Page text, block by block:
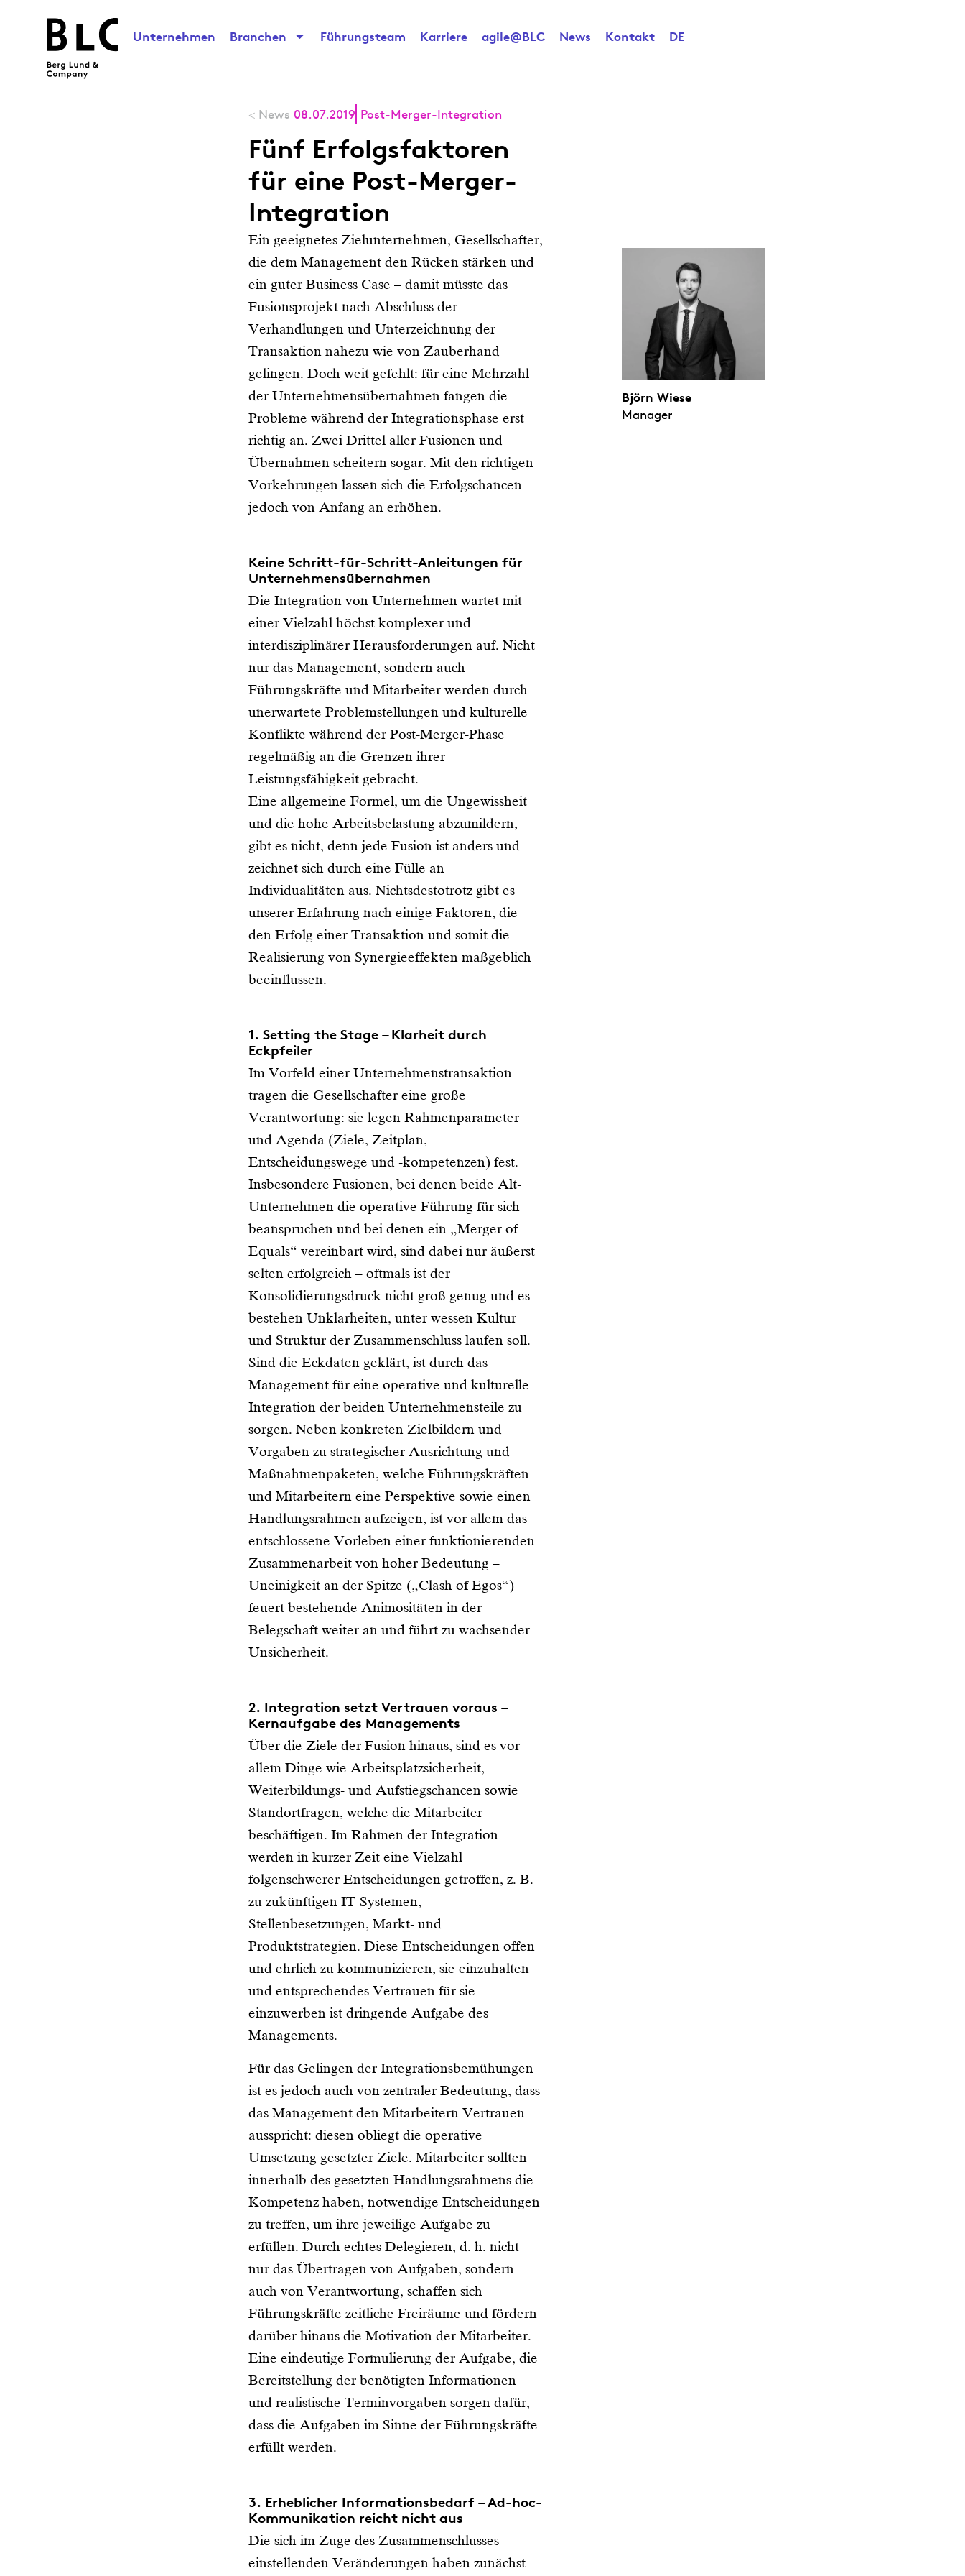
Unternehmen Branchen Führungsteam Karriere agile@BLC News Kontakt DE
< News 08.07.2019 Post-Merger-Integration
Fünf Erfolgsfaktoren
für eine Post-Merger-
Integration
Ein geeignetes Zielunternehmen, Gesellschafter,
die dem Management den Rücken stärken und
ein guter Business Case – damit müsste das
Fusionsprojekt nach Abschluss der
Verhandlungen und Unterzeichnung der
Transaktion nahezu wie von Zauberhand
gelingen. Doch weit gefehlt: für eine Mehrzahl
der Unternehmensübernahmen fangen die
Probleme während der Integrationsphase erst
richtig an. Zwei Drittel aller Fusionen und
Übernahmen scheitern sogar. Mit den richtigen
Vorkehrungen lassen sich die Erfolgschancen
jedoch von Anfang an erhöhen.
Keine Schritt-für-Schritt-Anleitungen für
Unternehmensübernahmen
Die Integration von Unternehmen wartet mit
einer Vielzahl höchst komplexer und
interdisziplinärer Herausforderungen auf. Nicht
nur das Management, sondern auch
Führungskräfte und Mitarbeiter werden durch
unerwartete Problemstellungen und kulturelle
Konflikte während der Post-Merger-Phase
regelmäßig an die Grenzen ihrer
Leistungsfähigkeit gebracht.
Eine allgemeine Formel, um die Ungewissheit
und die hohe Arbeitsbelastung abzumildern,
gibt es nicht, denn jede Fusion ist anders und
zeichnet sich durch eine Fülle an
Individualitäten aus. Nichtsdestotrotz gibt es
unserer Erfahrung nach einige Faktoren, die
den Erfolg einer Transaktion und somit die
Realisierung von Synergieeffekten maßgeblich
beeinflussen.
1. Setting the Stage – Klarheit durch
Eckpfeiler
Im Vorfeld einer Unternehmenstransaktion
tragen die Gesellschafter eine große
Verantwortung: sie legen Rahmenparameter
und Agenda (Ziele, Zeitplan,
Entscheidungswege und -kompetenzen) fest.
Insbesondere Fusionen, bei denen beide Alt-
Unternehmen die operative Führung für sich
beanspruchen und bei denen ein „Merger of
Equals“ vereinbart wird, sind dabei nur äußerst
selten erfolgreich – oftmals ist der
Konsolidierungsdruck nicht groß genug und es
bestehen Unklarheiten, unter wessen Kultur
und Struktur der Zusammenschluss laufen soll.
Sind die Eckdaten geklärt, ist durch das
Management für eine operative und kulturelle
Integration der beiden Unternehmensteile zu
sorgen. Neben konkreten Zielbildern und
Vorgaben zu strategischer Ausrichtung und
Maßnahmenpaketen, welche Führungskräften
und Mitarbeitern eine Perspektive sowie einen
Handlungsrahmen aufzeigen, ist vor allem das
entschlossene Vorleben einer funktionierenden
Zusammenarbeit von hoher Bedeutung –
Uneinigkeit an der Spitze („Clash of Egos“)
feuert bestehende Animositäten in der
Belegschaft weiter an und führt zu wachsender
Unsicherheit.
2. Integration setzt Vertrauen voraus –
Kernaufgabe des Managements
Über die Ziele der Fusion hinaus, sind es vor
allem Dinge wie Arbeitsplatzsicherheit,
Weiterbildungs- und Aufstiegschancen sowie
Standortfragen, welche die Mitarbeiter
beschäftigen. Im Rahmen der Integration
werden in kurzer Zeit eine Vielzahl
folgenschwerer Entscheidungen getroffen, z. B.
zu zukünftigen IT-Systemen,
Stellenbesetzungen, Markt- und
Produktstrategien. Diese Entscheidungen offen
und ehrlich zu kommunizieren, sie einzuhalten
und entsprechendes Vertrauen für sie
einzuwerben ist dringende Aufgabe des
Managements.
Für das Gelingen der Integrationsbemühungen
ist es jedoch auch von zentraler Bedeutung, dass
das Management den Mitarbeitern Vertrauen
ausspricht: diesen obliegt die operative
Umsetzung gesetzter Ziele. Mitarbeiter sollten
innerhalb des gesetzten Handlungsrahmens die
Kompetenz haben, notwendige Entscheidungen
zu treffen, um ihre jeweilige Aufgabe zu
erfüllen. Durch echtes Delegieren, d. h. nicht
nur das Übertragen von Aufgaben, sondern
auch von Verantwortung, schaffen sich
Führungskräfte zeitliche Freiräume und fördern
darüber hinaus die Motivation der Mitarbeiter.
Eine eindeutige Formulierung der Aufgabe, die
Bereitstellung der benötigten Informationen
und realistische Terminvorgaben sorgen dafür,
dass die Aufgaben im Sinne der Führungskräfte
erfüllt werden.
3. Erheblicher Informationsbedarf – Ad-hoc-
Kommunikation reicht nicht aus
Die sich im Zuge des Zusammenschlusses
einstellenden Veränderungen haben zunächst
Björn Wiese
Manager